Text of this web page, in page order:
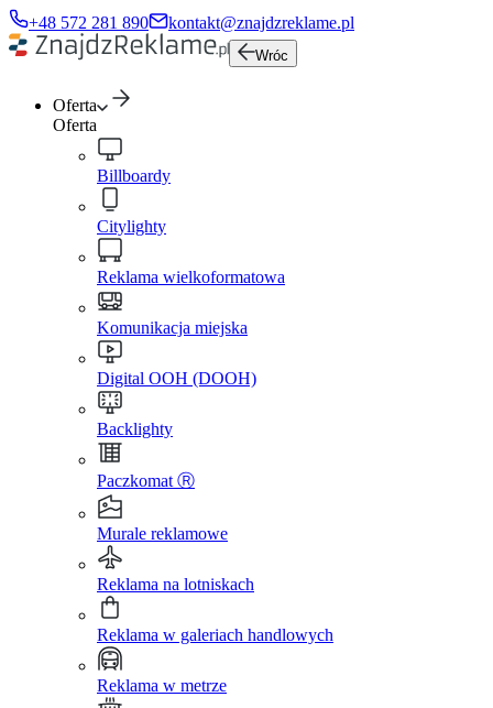
+48 572 281 890 kontakt@znajdzreklame.pl
Wróc
Oferta
Oferta
Billboardy
Citylighty
Reklama wielkoformatowa
Komunikacja miejska
Digital OOH (DOOH)
Backlighty
Paczkomat Ⓡ
Murale reklamowe
Reklama na lotniskach
Reklama w galeriach handlowych
Reklama w metrze